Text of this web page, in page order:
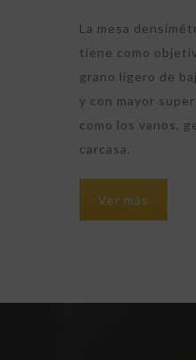
La mesa
tiene como
grano ligero de
y con mayor
como los vanos,
carcasa.
Ver más